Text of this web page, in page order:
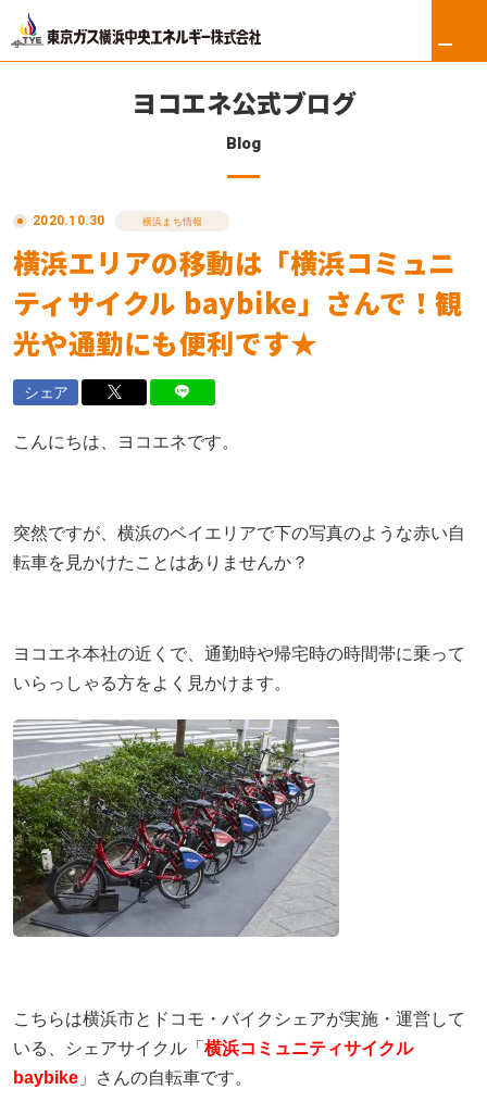
リフォーム
東京ガス修理サービス
東京ガスの電気
ロイヤル会員サービス
法人のお客さま
採用情報
店舗・事業所案内
お問い合わせ
ヨコエネ公式ブログ
Blog
2020.10.30 横浜まち情報
横浜エリアの移動は「横浜コミュニ
ティサイクル baybike」さんで！観
光や通勤にも便利です★
シェア
こんにちは、ヨコエネです。
突然ですが、横浜のベイエリアで下の写真のような赤い自
転車を見かけたことはありませんか？
ヨコエネ本社の近くで、通勤時や帰宅時の時間帯に乗って
いらっしゃる方をよく見かけます。
こちらは横浜市とドコモ・バイクシェアが実施・運営して
いる、シェアサイクル「 横浜コミュニティサイクル
baybike」さんの自転車です。